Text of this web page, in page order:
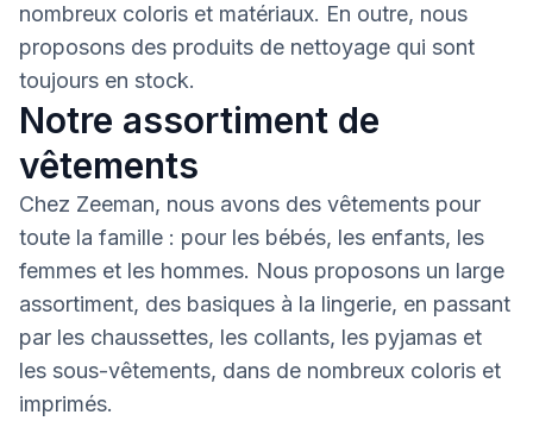
nombreux coloris et matériaux. En outre, nous
proposons des produits de nettoyage qui sont
toujours en stock.
Notre assortiment de
vêtements
Chez Zeeman, nous avons des vêtements pour
toute la famille : pour les bébés, les enfants, les
femmes et les hommes. Nous proposons un large
assortiment, des basiques à la lingerie, en passant
par les chaussettes, les collants, les pyjamas et
les sous-vêtements, dans de nombreux coloris et
imprimés.